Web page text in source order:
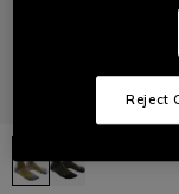
Reject